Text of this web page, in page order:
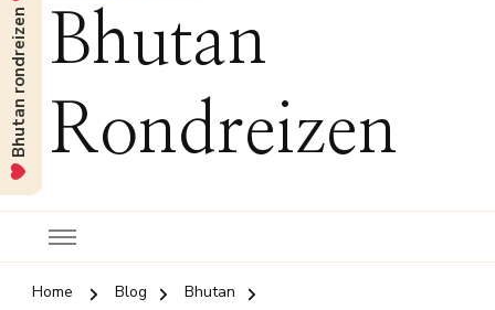
Bhutan
Rondreizen
Home Blog
Bhutan
Bhutan rondreizen